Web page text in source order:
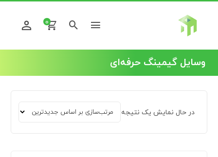
0
وسایل گیمینگ حرفه‌ای
در حال نمایش یک نتیجه